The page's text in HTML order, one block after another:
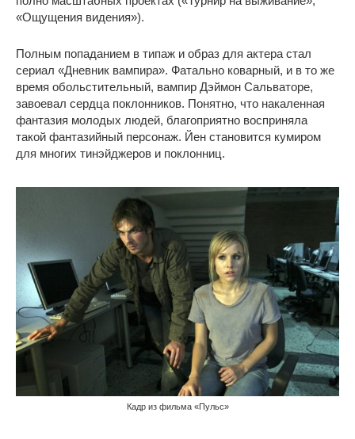
«Ощущения видения»).
Полным попаданием в типаж и образ для актера стал
сериал «Дневник вампира». Фатально коварный, и в то же
время обольстительный, вампир Дэймон Сальваторе,
завоевал сердца поклонников. Понятно, что накаленная
фантазия молодых людей, благоприятно восприняла
такой фантазийный персонаж. Йен становится кумиром
для многих тинэйджеров и поклонниц.
Кадр из фильма «Пульс»